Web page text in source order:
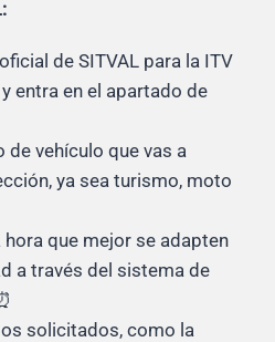
de SITVAL para la ITV
entra en el apartado de
de vehículo que vas a
ya sea turismo, moto
hora que mejor se adapten
a través del sistema de
solicitados, como la